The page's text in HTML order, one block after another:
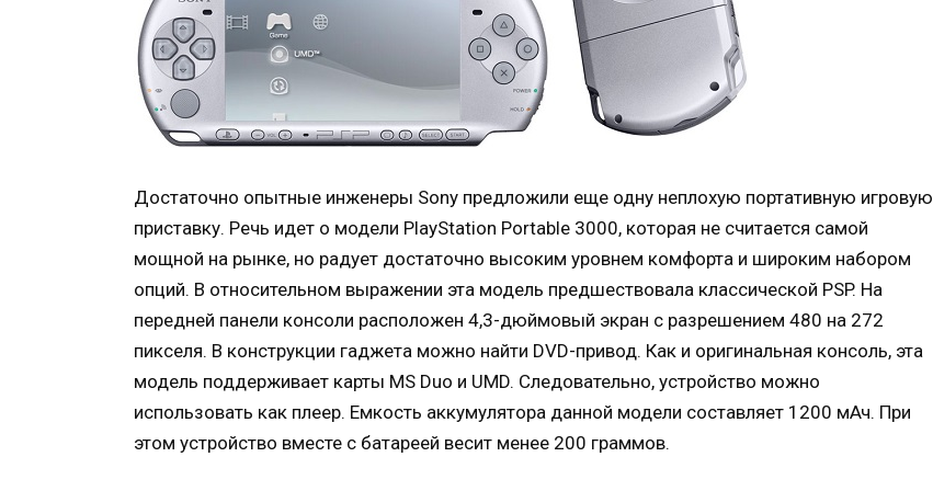
Достаточно опытные инженеры Sony предложили еще одну неплохую портативную игровую
приставку. Речь идет о модели PlayStation Portable 3000, которая не считается самой
мощной на рынке, но радует достаточно высоким уровнем комфорта и широким набором
опций. В относительном выражении эта модель предшествовала классической PSP. На
передней панели консоли расположен 4,3-дюймовый экран с разрешением 480 на 272
пикселя. В конструкции гаджета можно найти DVD-привод. Как и оригинальная консоль, эта
модель поддерживает карты MS Duo и UMD. Следовательно, устройство можно
использовать как плеер. Емкость аккумулятора данной модели составляет 1200 мАч. При
этом устройство вместе с батареей весит менее 200 граммов.